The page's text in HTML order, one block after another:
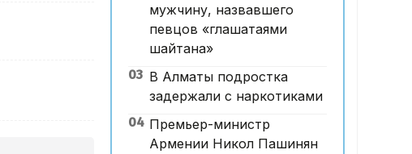
келісімге қол қойылды
16:49, 07 Тамыз 2026
Алматыдағы «Байсат»
базары аукционда 24,7 млрд
теңгеге сатылды
мужчину, назвавшего
певцов «глашатаями
шайтана»
03 В Алматы подростка
задержали с наркотиками
04 Премьер-министр
Армении Никол Пашинян